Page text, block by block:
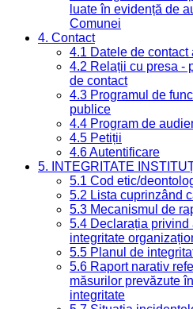
luate în evidență de
Comunei
4. Contact
4.1 Datele de
4.2 Relații cu presa -
de contact
4.3 Programul de
publice
4.4 Program de
4.5 Petiții
4.6 Autentificare
5. INTEGRITATE
5.1 Cod etic/
5.2 Lista cuprinzând
5.3 Mecanismul de
5.4 Declarația
integritate
5.5 Planul de
5.6 Raport narativ
măsurilor prevăzute
integritate